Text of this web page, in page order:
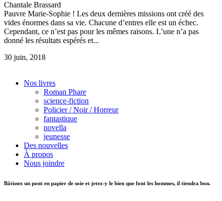
Chantale Brassard
Pauvre Marie-Sophie ! Les deux dernières missions ont créé des
vides énormes dans sa vie. Chacune d’entres elle est un échec.
Cependant, ce n’est pas pour les mêmes raisons. L’une n’a pas
donné les résultats espérés et...
30 juin, 2018
Nos livres
Roman Phare
science-fiction
Policier / Noir / Horreur
fantastique
novella
jeunesse
Des nouvelles
À propos
Nous joindre
Bâtissez un pont en papier de soie et jetez-y le bien que font les hommes, il tiendra bon.